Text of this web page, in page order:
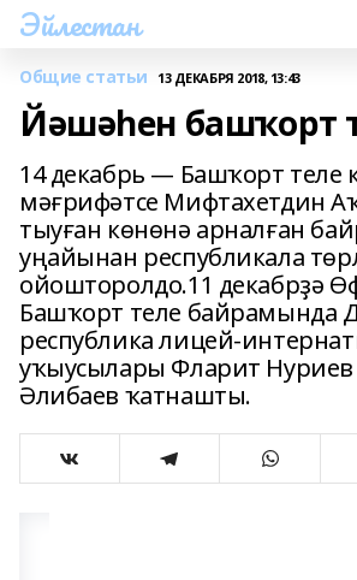
Эйлестан
Общие статьи 13 ДЕКАБРЯ 2018, 13:43
Йәшәһен башҡорт
14 декабрь — Башҡорт теле
мәғрифәтсе Мифтахетдин
тыуған көнөнә арналған
уңайынан республикала
ойошторолдо.11 декабрҙә
Башҡорт теле байрамында
республика лицей-
уҡыусылары Фларит
Әлибаев ҡатнашты.